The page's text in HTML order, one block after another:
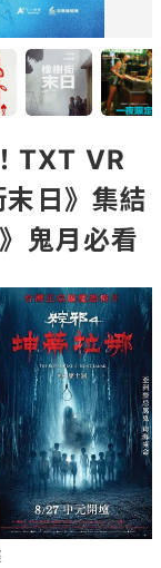
TXT VR
日》集結
鬼月必看